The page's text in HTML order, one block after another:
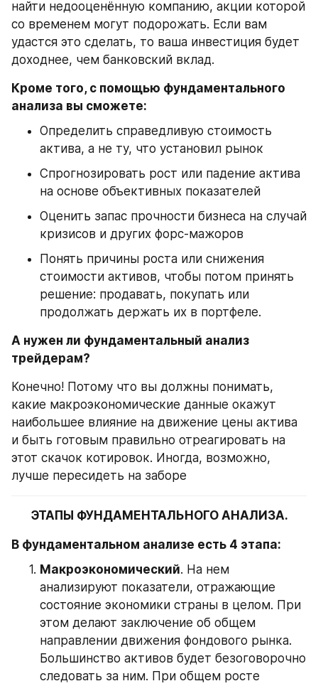
найти недооценённую компанию, акции которой
со временем могут подорожать. Если вам
удастся это сделать, то ваша инвестиция будет
доходнее, чем банковский вклад.
Кроме того, с помощью фундаментального
анализа вы сможете:
Определить справедливую стоимость
актива, а не ту, что установил рынок
Спрогнозировать рост или падение актива
на основе объективных показателей
Оценить запас прочности бизнеса на случай
кризисов и других форс-мажоров
Понять причины роста или снижения
стоимости активов, чтобы потом принять
решение: продавать, покупать или
продолжать держать их в портфеле.
А нужен ли фундаментальный анализ
трейдерам?
Конечно! Потому что вы должны понимать,
какие макроэкономические данные окажут
наибольшее влияние на движение цены актива
и быть готовым правильно отреагировать на
этот скачок котировок. Иногда, возможно,
лучше пересидеть на заборе
ЭТАПЫ ФУНДАМЕНТАЛЬНОГО АНАЛИЗА.
В фундаментальном анализе есть 4 этапа:
Макроэкономический. На нем
анализируют показатели, отражающие
состояние экономики страны в целом. При
этом делают заключение об общем
направлении движения фондового рынка.
Большинство активов будет безоговорочно
следовать за ним. При общем росте